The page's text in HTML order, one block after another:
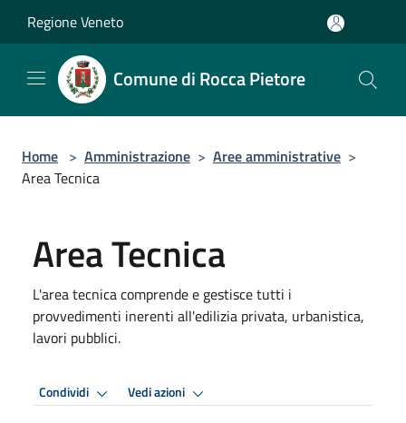
Regione Veneto
Comune di Rocca Pietore
Home > Amministrazione > Aree amministrative >
Area Tecnica
Area Tecnica
L'area tecnica comprende e gestisce tutti i
provvedimenti inerenti all'edilizia privata, urbanistica,
lavori pubblici.
Condividi Vedi azioni